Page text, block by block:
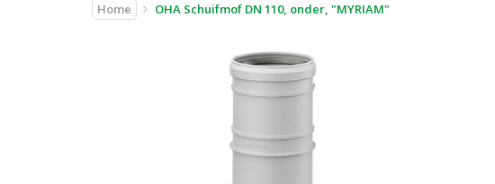
Home OHA Schuifmof DN 110, onder, "MYRIAM"